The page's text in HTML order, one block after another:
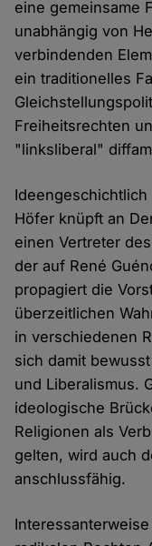
eine gemeinsame
unabhängig von
verbindenden
ein traditionelles
Freiheitsrechten
"linksliberal"
Höfer knüpft an
einen Vertreter
der auf René
propagiert die
überzeitlichen
in verschiedenen
sich damit
und Liberalismus.
ideologische
Religionen als
gelten, wird auch
anschlussfähig.